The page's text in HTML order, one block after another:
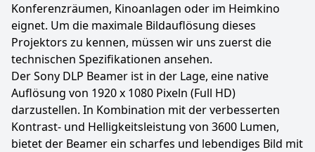
Konferenzräumen, Kinoanlagen oder im Heimkino
eignet. Um die maximale Bildauflösung dieses
Projektors zu kennen, müssen wir uns zuerst die
technischen Spezifikationen ansehen.
Der Sony DLP Beamer ist in der Lage, eine native
Auflösung von 1920 x 1080 Pixeln (Full HD)
darzustellen. In Kombination mit der verbesserten
Kontrast- und Helligkeitsleistung von 3600 Lumen,
bietet der Beamer ein scharfes und lebendiges Bild mit